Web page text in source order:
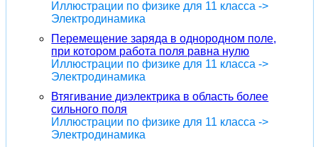
Иллюстрации по физике для 11 класса ->
Электродинамика
Перемещение заряда в однородном поле,
при котором работа поля равна нулю
Иллюстрации по физике для 11 класса ->
Электродинамика
Втягивание диэлектрика в область более
сильного поля
Иллюстрации по физике для 11 класса ->
Электродинамика